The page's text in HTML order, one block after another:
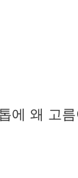
에 왜 고름